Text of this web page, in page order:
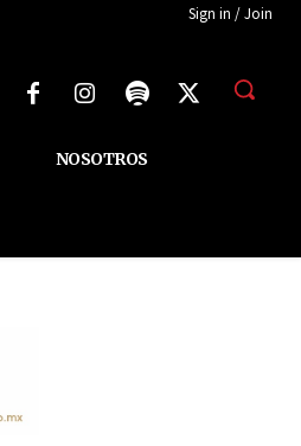
Sign in / Join
NOSOTROS